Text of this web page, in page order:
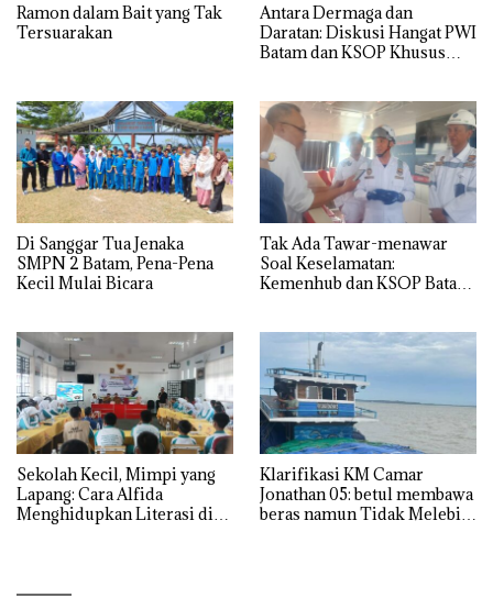
Ramon dalam Bait yang Tak
Tersuarakan
Antara Dermaga dan
Daratan: Diskusi Hangat PWI
Batam dan KSOP Khusus
Di Sanggar Tua Jenaka
SMPN 2 Batam, Pena-Pena
Kecil Mulai Bicara
Tak Ada Tawar-menawar
Soal Keselamatan:
Kemenhub dan KSOP Batam
Sekolah Kecil, Mimpi yang
Lapang: Cara Alfida
Menghidupkan Literasi di
Klarifikasi KM Camar
Jonathan 05: betul membawa
beras namun Tidak Melebihi